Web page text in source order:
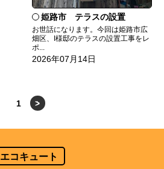
姫路市 テラスの設置
お世話になります。今回は姫路市広
畑区、I様邸のテラスの設置工事をレ
ポ...
2026年07月14日
1 >
エコキュート